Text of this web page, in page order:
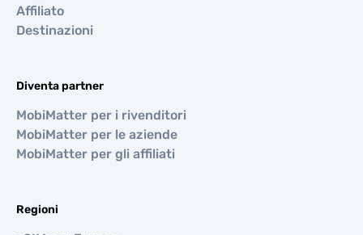
Affiliato
Destinazioni
Diventa partner
MobiMatter per i rivenditori
MobiMatter per le aziende
MobiMatter per gli affiliati
Regioni